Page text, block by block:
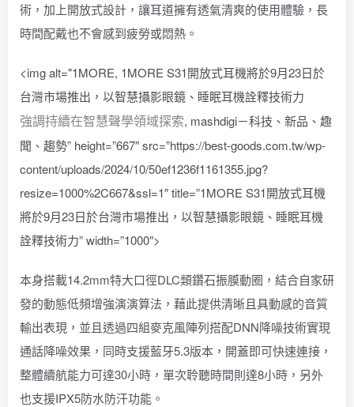
術，加上開放式設計，讓耳道擁有透氣清爽的使用體驗，長
時間配戴也不會感到疲勞或悶熱。
<img alt="1MORE, 1MORE S31開放式耳機將於9月23日於
台灣市場推出，以智慧攝影眼鏡、睡眠耳機詮釋技術力
強調持續在智慧聲學領域探索, mashdigi－科技、新品、趣
聞、趨勢” height=”667″ src=”https://best-goods.com.tw/wp-
content/uploads/2024/10/50ef1236f1161355.jpg?
resize=1000%2C667&ssl=1″ title=”1MORE S31開放式耳機
將於9月23日於台灣市場推出，以智慧攝影眼鏡、睡眠耳機
詮釋技術力” width=”1000″>
本身搭載14.2mm特大口徑DLC類鑽石振膜動圈，結合自家研
發的動態低頻增強演演算法，藉此提供清晰且具動感的音質
輸出表現，並且透過四組麥克風陣列搭配DNN降噪技術實現
通話降噪效果，同時支援藍牙5.3版本，開蓋即可快速連接，
整體續航能力可達30小時，單次聆聽時間則達8小時，另外
也支援IPX5防水防汗功能。